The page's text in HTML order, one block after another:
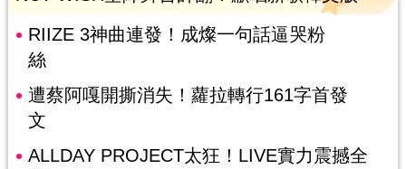
RIIZE 3神曲連發！成燦一句話逼哭粉
絲
遭蔡阿嘎開撕消失！蘿拉轉行161字首發
文
ALLDAY PROJECT太狂！LIVE實力震撼全